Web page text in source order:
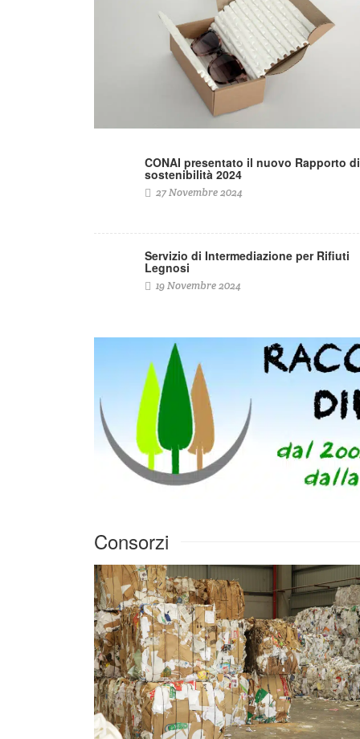
CONAI presentato il nuovo Rapporto di
sostenibilità 2024
27 Novembre 2024
Servizio di Intermediazione per Rifiuti
Legnosi
19 Novembre 2024
Consorzi